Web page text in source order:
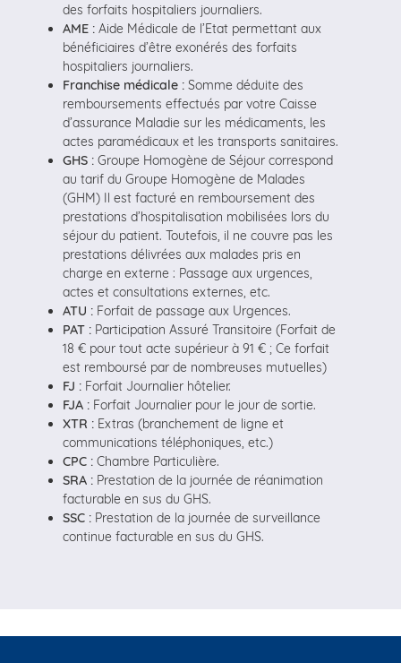
des forfaits hospitaliers journaliers.
AME : Aide Médicale de l’Etat permettant aux
bénéficiaires d’être exonérés des forfaits
hospitaliers journaliers.
Franchise médicale : Somme déduite des
remboursements effectués par votre Caisse
d’assurance Maladie sur les médicaments, les
actes paramédicaux et les transports sanitaires.
GHS : Groupe Homogène de Séjour correspond
au tarif du Groupe Homogène de Malades
(GHM) Il est facturé en remboursement des
prestations d’hospitalisation mobilisées lors du
séjour du patient. Toutefois, il ne couvre pas les
prestations délivrées aux malades pris en
charge en externe : Passage aux urgences,
actes et consultations externes, etc.
ATU : Forfait de passage aux Urgences.
PAT : Participation Assuré Transitoire (Forfait de
18 € pour tout acte supérieur à 91 € ; Ce forfait
est remboursé par de nombreuses mutuelles)
FJ : Forfait Journalier hôtelier.
FJA : Forfait Journalier pour le jour de sortie.
XTR : Extras (branchement de ligne et
communications téléphoniques, etc.)
CPC : Chambre Particulière.
SRA : Prestation de la journée de réanimation
facturable en sus du GHS.
SSC : Prestation de la journée de surveillance
continue facturable en sus du GHS.